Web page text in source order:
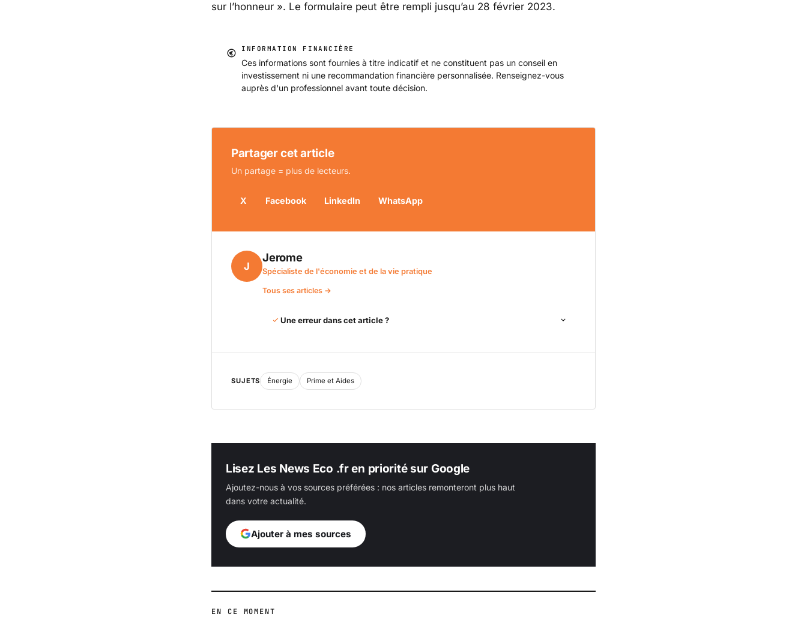
sur l’honneur ». Le formulaire peut être rempli jusqu’au 28 février 2023.
INFORMATION FINANCIÈRE
Ces informations sont fournies à titre indicatif et ne constituent pas un conseil en
investissement ni une recommandation financière personnalisée. Renseignez-vous
auprès d'un professionnel avant toute décision.
Partager cet article
Un partage = plus de lecteurs.
X Facebook LinkedIn WhatsApp
J
Jerome
Spécialiste de l'économie et de la vie pratique
Tous ses articles →
Une erreur dans cet article ?
SUJETS Énergie Prime et Aides
Lisez Les News Eco .fr en priorité sur Google
Ajoutez-nous à vos sources préférées : nos articles remonteront plus haut
dans votre actualité.
Ajouter à mes sources
EN CE MOMENT